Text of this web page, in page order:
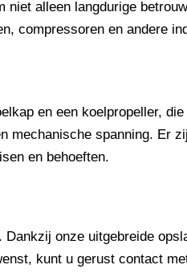
alleen langdurige
compressoren en andere
en een koelpropeller,
mechanische spanning.
en behoeften.
Dankzij onze uitgebreide
kunt u gerust contact